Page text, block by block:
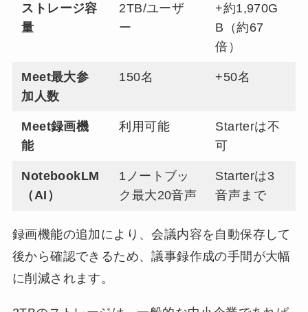
ストレージ容
量
2TB/ユーザ
ー
+約1,970G
B（約67
倍）
Meet最大参
加人数
150名 +50名
Meet録画機
能
利用可能
Starterは不
可
NotebookLM
（AI）
1ノートブッ
ク最大20音声
Starterは3
音声まで
録画機能の追加により、会議内容を自動保存して
後から確認できるため、議事録作成の手間が大幅
に削減されます。